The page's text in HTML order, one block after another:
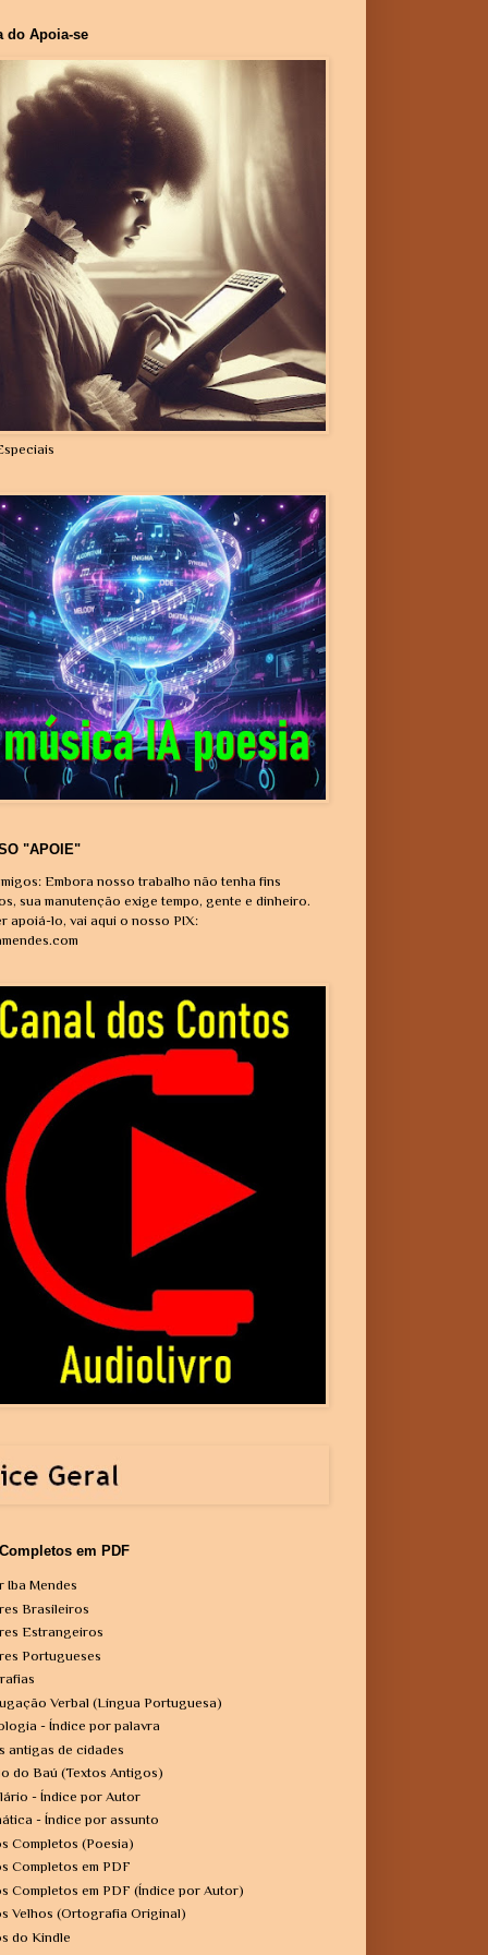
do Apoia-se
"APOIE"
Embora nosso trabalho não tenha fins
sua manutenção exige tempo, gente e dinheiro.
apoiá-lo, vai aqui o nosso PIX:
em PDF
Iba Mendes
Brasileiros
Estrangeiros
Portugueses
Verbal (Língua Portuguesa)
- Índice por palavra
antigas de cidades
do Baú (Textos Antigos)
- Índice por Autor
- Índice por assunto
Completos (Poesia)
Completos em PDF
Completos em PDF (Índice por Autor)
Velhos (Ortografia Original)
do Kindle